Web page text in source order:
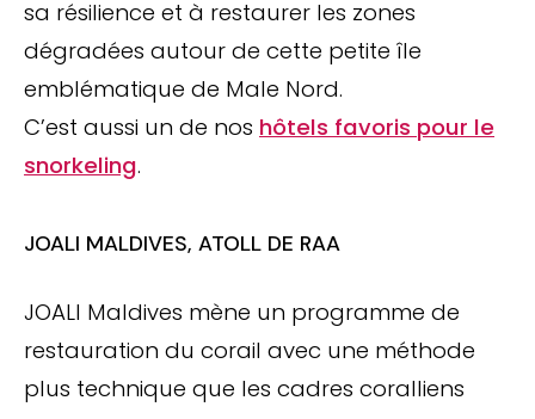
sa résilience et à restaurer les zones
dégradées autour de cette petite île
emblématique de Male Nord.
C’est aussi un de nos hôtels favoris pour le
snorkeling.
JOALI MALDIVES, ATOLL DE RAA
JOALI Maldives mène un programme de
restauration du corail avec une méthode
plus technique que les cadres coralliens